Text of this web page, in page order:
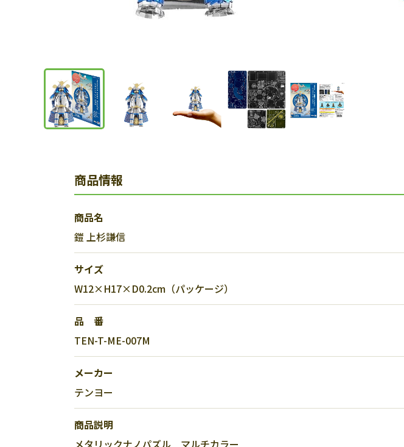
商品情報
商品名
鎧 上杉謙信
サイズ
W12×H17×D0.2cm（パッケージ）
品 番
TEN-T-ME-007M
メーカー
テンヨー
商品説明
メタリックナノパズル マルチカラー